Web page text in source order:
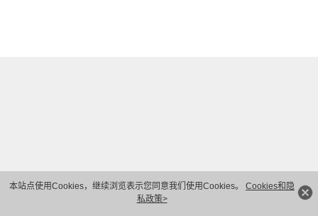
本站点使用Cookies，继续浏览表示您同意我们使用Cookies。 Cookies和隐
私政策>